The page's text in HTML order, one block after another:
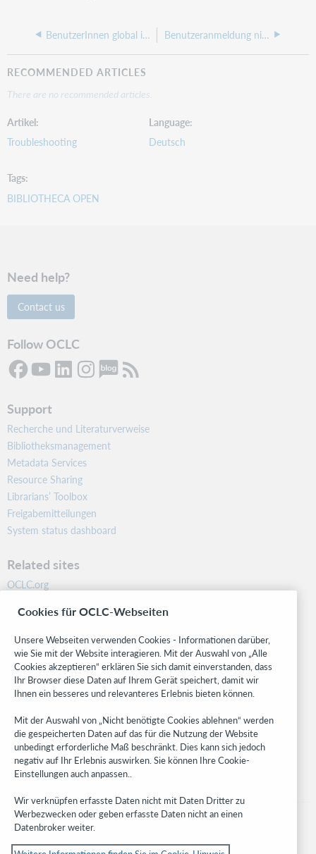
BenutzerInnen global in neue Benutzergruppen umziehen Benutzeranmeldung nicht möglich
RECOMMENDED ARTICLES
There are no recommended articles.
Artikel
Troubleshooting
Language
Deutsch
Tags
BIBLIOTHECA OPEN
Need help?
Contact us
Follow OCLC
Support
Recherche und Literaturverweise
Bibliotheksmanagement
Metadata Services
Resource Sharing
Librarians’ Toolbox
Freigabemitteilungen
System status dashboard
Related sites
OCLC.org
Community
Research
WebJunction
Developer Network
Stay in the know.
Get the latest product updates, research, events, and much more—
right to your inbox.
Subscribe now
Cookies für OCLC-Webseiten
Unsere Webseiten verwenden Cookies - Informationen darüber,
wie Sie mit der Website interagieren. Mit der Auswahl von „Alle
Cookies akzeptieren“ erklären Sie sich damit einverstanden, dass
Ihr Browser diese Daten auf Ihrem Gerät speichert, damit wir
Ihnen ein besseres und relevanteres Erlebnis bieten können.
Mit der Auswahl von „Nicht benötigte Cookies ablehnen“ werden
die gespeicherten Daten auf das für die Nutzung der Website
unbedingt erforderliche Maß beschränkt. Dies kann sich jedoch
negativ auf Ihr Erlebnis auswirken. Sie können Ihre Cookie-
Einstellungen auch anpassen..
Wir verknüpfen erfasste Daten nicht mit Daten Dritter zu
Werbezwecken oder geben erfasste Daten nicht an einen
Datenbroker weiter.